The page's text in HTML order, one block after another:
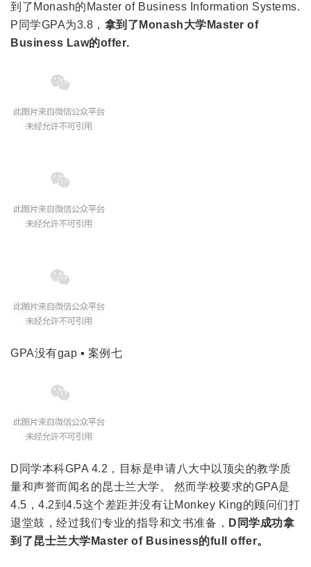
到了Monash的Master of Business Information Systems.
P同学GPA为3.8， 拿到了Monash大学Master of
Business Law的offer.
GPA没有gap ▪ 案例七
D同学本科GPA 4.2，目标是申请八大中以顶尖的教学质
量和声誉而闻名的昆士兰大学。 然而学校要求的GPA是
4.5，4.2到4.5这个差距并没有让Monkey King的顾问们打
退堂鼓，经过我们专业的指导和文书准备， D同学成功拿
到了昆士兰大学Master of Business的full offer。